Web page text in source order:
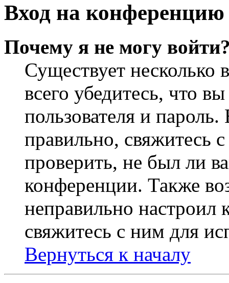
Вход на конференцию
Почему я не могу
Существует
всего убедитесь, что
пользователя и
правильно, свяжитесь
проверить, не был ли
конференции. Также
неправильно
свяжитесь с ним для
Вернуться к началу